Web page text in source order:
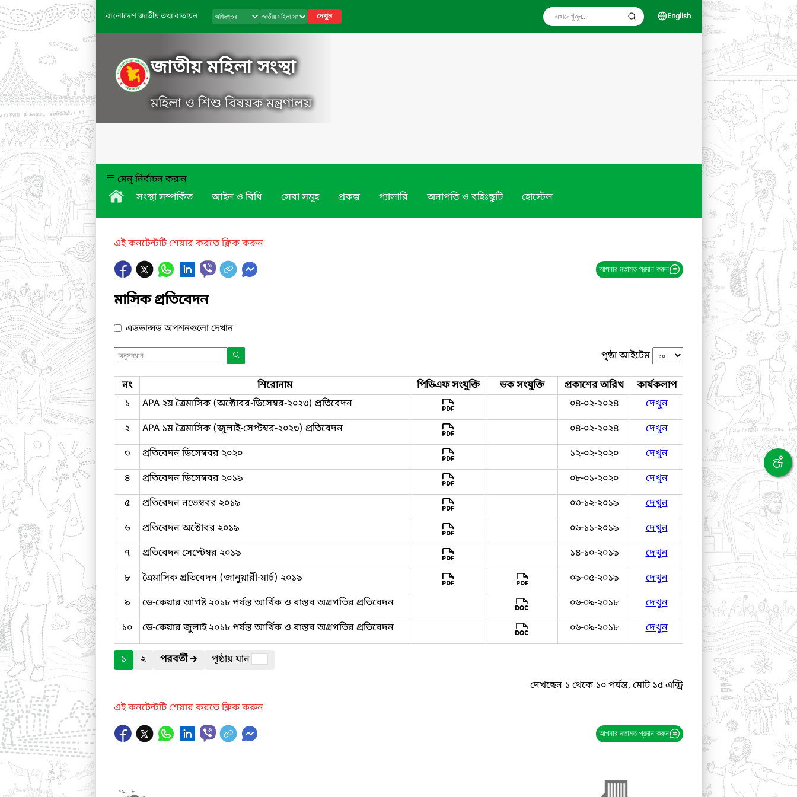
বাংলাদেশ জাতীয় তথ্য বাতায়ন দেখুন English
জাতীয় মহিলা সংস্থা
মহিলা ও শিশু বিষয়ক মন্ত্রণালয়
মেনু নির্বাচন করুন
সংস্থা সম্পর্কিত
আইন ও বিধি সেবা সমূহ প্রকল্প গ্যালারি অনাপত্তি ও বহিঃছুটি হোস্টেল
এই কনটেন্টটি শেয়ার করতে ক্লিক করুন
আপনার মতামত প্রদান করুন
মাসিক প্রতিবেদন
এডভান্সড অপশনগুলো দেখান
পৃষ্ঠা আইটেম
নং শিরোনাম পিডিএফ সংযুক্তি ডক সংযুক্তি প্রকাশের তারিখ
কার্যকলাপ
১
APA ২য় ত্রৈমাসিক (অক্টোবর-ডিসেম্বর-২০২৩) প্রতিবেদন ০৪-০২-২০২৪
দেখুন
২
APA ১ম ত্রৈমাসিক (জুলাই-সেপ্টম্বর-২০২৩) প্রতিবেদন ০৪-০২-২০২৪
দেখুন
৩
প্রতিবেদন ডিসেম্ববর ২০২০ ১২-০২-২০২০
দেখুন
৪
প্রতিবেদন ডিসেম্ববর ২০১৯ ০৮-০১-২০২০
দেখুন
৫
প্রতিবেদন নভেম্ববর ২০১৯ ০৩-১২-২০১৯
দেখুন
৬
প্রতিবেদন অক্টোবর ২০১৯ ০৬-১১-২০১৯
দেখুন
৭
প্রতিবেদন সেপ্টেম্বর ২০১৯ ১৪-১০-২০১৯
দেখুন
৮
ত্রৈমাসিক প্রতিবেদন (জানুয়ারী-মার্চ) ২০১৯ ০৯-০৫-২০১৯
দেখুন
৯
ডে-কেয়ার আগষ্ট ২০১৮ পর্যন্ত আর্থিক ও বাস্তব অগ্রগতির প্রতিবেদন ০৬-০৯-২০১৮
দেখুন
১০
ডে-কেয়ার জুলাই ২০১৮ পর্যন্ত আর্থিক ও বাস্তব অগ্রগতির প্রতিবেদন ০৬-০৯-২০১৮ দেখুন
১ ২ পরবর্তী🡲
পৃষ্ঠায় যান
দেখছেন ১ থেকে ১০ পর্যন্ত, মোট ১৫ এন্ট্রি
এই কনটেন্টটি শেয়ার করতে ক্লিক করুন
আপনার মতামত প্রদান করুন